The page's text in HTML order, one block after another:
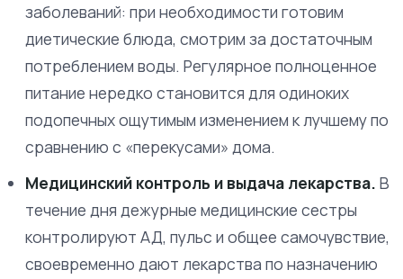
заболеваний: при необходимости готовим
диетические блюда, смотрим за достаточным
потреблением воды. Регулярное полноценное
питание нередко становится для одиноких
подопечных ощутимым изменением к лучшему по
сравнению с «перекусами» дома.
Медицинский контроль и выдача лекарства. В
течение дня дежурные медицинские сестры
контролируют АД, пульс и общее самочувствие,
своевременно дают лекарства по назначению